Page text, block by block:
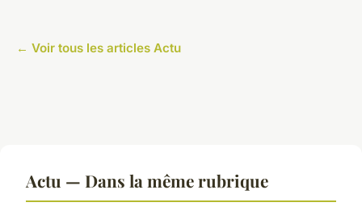
← Voir tous les articles Actu
Actu — Dans la même rubrique